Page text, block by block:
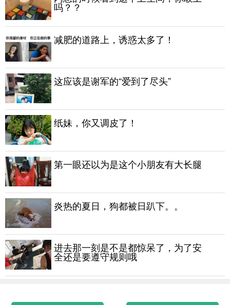
吗？？
减肥的道路上，诱惑太多了！
这应该是谢军的“爱到了尽头”
纸妹，你又调皮了！
第一眼还以为是这个小朋友有大长腿
炎热的夏日，狗都被日趴下。。
进去那一刻是不是都惊呆了，为了安
全还是要遵守规则哦